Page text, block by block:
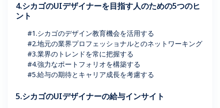
4.シカゴのUIデザイナーを目指す人のための5つのヒ
ント
#1.シカゴのデザイン教育機会を活用する
#2.地元の業界プロフェッショナルとのネットワーキング
#3.業界のトレンドを常に把握する
#4.強力なポートフォリオを構築する
#5.給与の期待とキャリア成長を考慮する
5.シカゴのUIデザイナーの給与インサイト